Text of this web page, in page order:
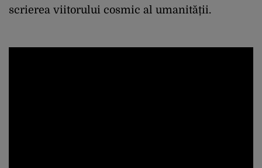
scrierea viitorului cosmic al umanității.